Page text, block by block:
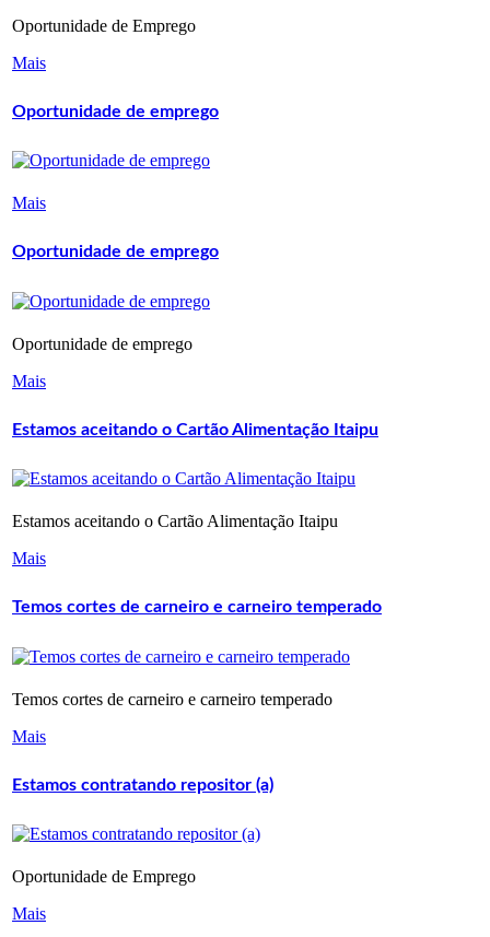
Oportunidade de Emprego
Mais
Oportunidade de emprego
Mais
Oportunidade de emprego
Oportunidade de emprego
Mais
Estamos aceitando o Cartão Alimentação Itaipu
Estamos aceitando o Cartão Alimentação Itaipu
Mais
Temos cortes de carneiro e carneiro temperado
Temos cortes de carneiro e carneiro temperado
Mais
Estamos contratando repositor (a)
Oportunidade de Emprego
Mais